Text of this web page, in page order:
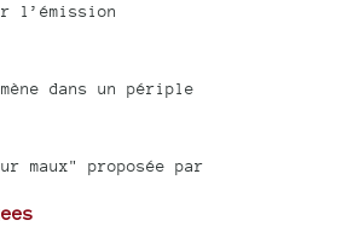
l’émission
dans un périple
maux" proposée par